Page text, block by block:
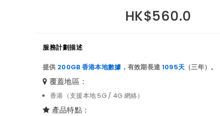
HK$560.0
服務計劃描述
提供 200GB 香港本地數據 ，有效期長達 1095天 （三年）。
覆蓋地區：
香港（支援本地 5G / 4G 網絡）
產品特點：